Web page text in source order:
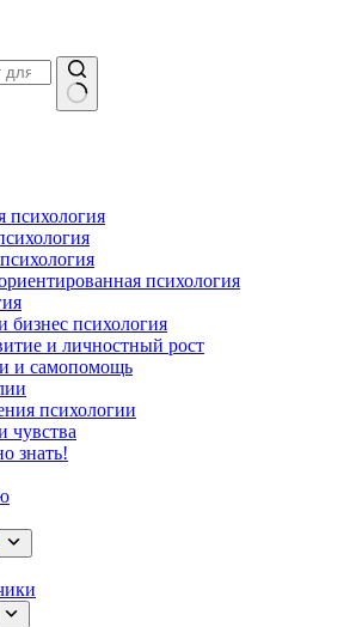
психология
психология
бизнес психология
и личностный рост
и самопомощь
психологии
чувства
знать!